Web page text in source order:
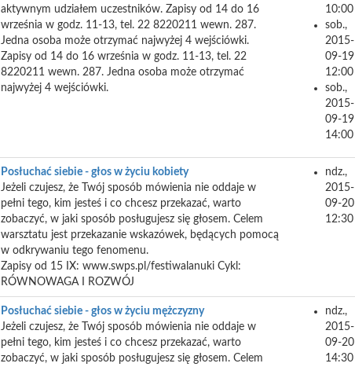
aktywnym udziałem uczestników. Zapisy od 14 do 16
września w godz. 11-13, tel. 22 8220211 wewn. 287.
Jedna osoba może otrzymać najwyżej 4 wejściówki.
Zapisy od 14 do 16 września w godz. 11-13, tel. 22
8220211 wewn. 287. Jedna osoba może otrzymać
najwyżej 4 wejściówki.
10:00
sob.,
2015-
09-19
12:00
sob.,
2015-
09-19
14:00
Posłuchać siebie - głos w życiu kobiety
Jeżeli czujesz, że Twój sposób mówienia nie oddaje w
pełni tego, kim jesteś i co chcesz przekazać, warto
zobaczyć, w jaki sposób posługujesz się głosem. Celem
warsztatu jest przekazanie wskazówek, będących pomocą
w odkrywaniu tego fenomenu.
Zapisy od 15 IX: www.swps.pl/festiwalanuki Cykl:
RÓWNOWAGA I ROZWÓJ
ndz.,
2015-
09-20
12:30
Posłuchać siebie - głos w życiu mężczyzny
Jeżeli czujesz, że Twój sposób mówienia nie oddaje w
pełni tego, kim jesteś i co chcesz przekazać, warto
zobaczyć, w jaki sposób posługujesz się głosem. Celem
ndz.,
2015-
09-20
14:30